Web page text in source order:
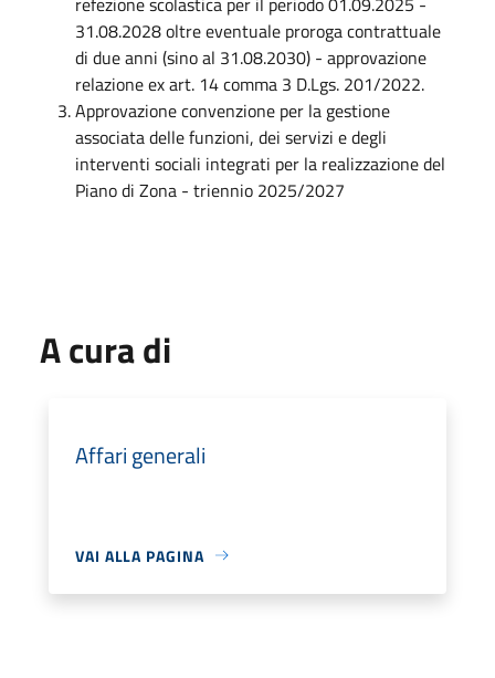
31.08.2028 oltre eventuale proroga contrattuale
di due anni (sino al 31.08.2030) - approvazione
relazione ex art. 14 comma 3 D.Lgs. 201/2022.
Approvazione convenzione per la gestione
associata delle funzioni, dei servizi e degli
interventi sociali integrati per la realizzazione del
Piano di Zona - triennio 2025/2027
A cura di
Affari generali
VAI ALLA PAGINA